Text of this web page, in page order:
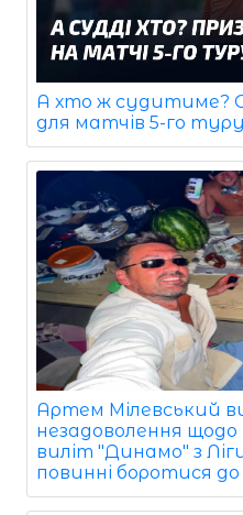
А хто ж судитиме?
для матчів 5-го
Артем Мілевський
незадоволення щодо
виліт "Динамо" з
повинні боротися